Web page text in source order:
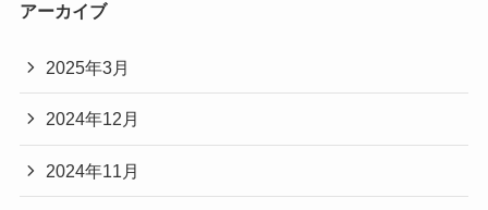
アーカイブ
2025年3月
2024年12月
2024年11月